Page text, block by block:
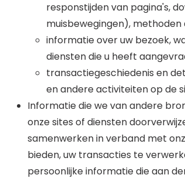
responstijden van pagina's,
muisbewegingen),
informatie over uw bezoek,
diensten die u heeft
transactiegeschiedenis en
en andere activiteiten op de
Informatie die we van andere
onze sites of diensten
samenwerken in verband met
bieden, uw transacties te
persoonlijke informatie die aan